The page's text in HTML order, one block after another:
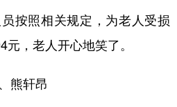
照相关规定，为老人受损
，老人开心地笑了。
熊轩昂